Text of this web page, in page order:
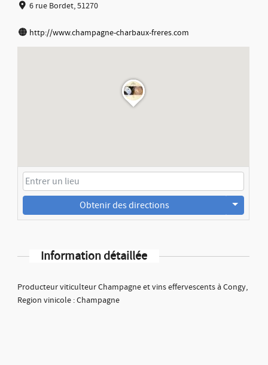
6 rue Bordet, 51270
http://www.champagne-charbaux-freres.com
Obtenir des directions
Information détaillée
Producteur viticulteur Champagne et vins effervescents à Congy,
Region vinicole : Champagne